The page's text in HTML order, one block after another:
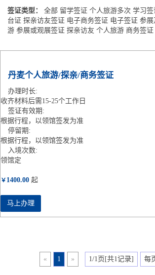
签证类型：
全部 留学签证 个人旅游多次 学习签
台证 探亲访友签证 电子商务签证 电子签证 参展
游 参展或观展签证 探亲访友 个人旅游 商务签证
丹麦个人旅游/探亲/商务签证
办理时长:
收齐材料后需15-25个工作日
签证有效期:
根据行程，以领馆签发为准
停留期:
根据行程，以领馆签发为准
入境次数:
领馆定
￥ 1400.00 起
马上办理
« 1 » 1/1页[共1记录] 每